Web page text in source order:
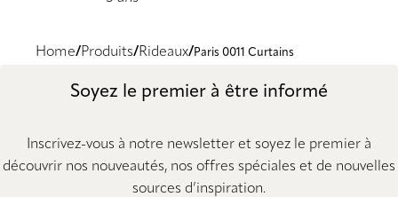
Home Produits Rideaux Paris 0011 Curtains
Soyez le premier à être informé
Inscrivez-vous à notre newsletter et soyez le premier à
découvrir nos nouveautés, nos offres spéciales et de nouvelles
sources d’inspiration.